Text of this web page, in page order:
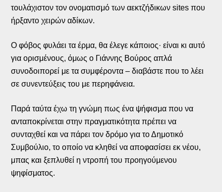
τουλάχιστον τον ονοματισμό των αεκτζήδικων sites που
ήρξαντο χειρών αδίκων.
Ο φόβος φυλάει τα έρμα, θα έλεγε κάποιος· είναι κι αυτό
για ορισμένους, όμως ο Γιάννης Βούρος απλά
συνοδοιπορεί με τα συμφέροντα – διαβάστε που το λέει
σε συνεντεύξεις του με περηφάνεια.
Παρά ταύτα έχω τη γνώμη πως ένα ψήφισμα που να
ανταποκρίνεται στην πραγματικότητα πρέπει να
συνταχθεί και να πάρει τον δρόμο για το Δημοτικό
Συμβούλιο, το οποίο να κληθεί να αποφασίσει εκ νέου,
μπας και ξεπλυθεί η ντροπή του προηγούμενου
ψηφίσματος.